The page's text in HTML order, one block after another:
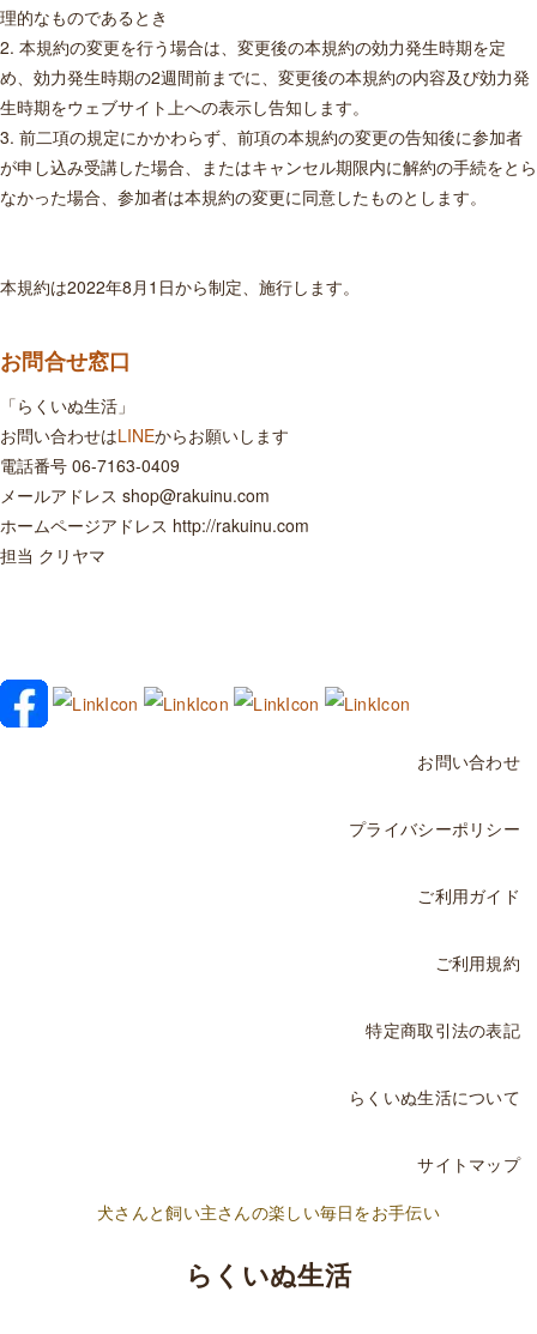
理的なものであるとき
2. 本規約の変更を行う場合は、変更後の本規約の効力発生時期を定
め、効力発生時期の2週間前までに、変更後の本規約の内容及び効力発
生時期をウェブサイト上への表示し告知します。
3. 前二項の規定にかかわらず、前項の本規約の変更の告知後に参加者
が申し込み受講した場合、またはキャンセル期限内に解約の手続をとら
なかった場合、参加者は本規約の変更に同意したものとします。
本規約は2022年8月1日から制定、施行します。
お問合せ窓口
「らくいぬ生活」
お問い合わせはLINEからお願いします
電話番号 06-7163-0409
メールアドレス shop@rakuinu.com
ホームページアドレス http://rakuinu.com
担当 クリヤマ
お問い合わせ
プライバシーポリシー
ご利用ガイド
ご利用規約
特定商取引法の表記
らくいぬ生活について
サイトマップ
犬さんと飼い主さんの楽しい毎日をお手伝い
らくいぬ生活